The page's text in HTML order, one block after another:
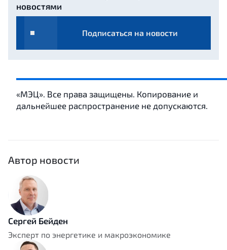
новостями
Подписаться на новости
«МЭЦ». Все права защищены. Копирование и
дальнейшее распространение не допускаются.
Автор новости
Сергей Бейден
Эксперт по энергетике и макроэкономике